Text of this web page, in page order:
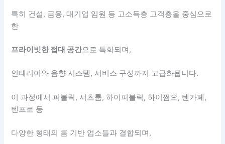
특히 건설, 금융, 대기업 임원 등 고소득층 고객층을 중심으로
한
프라이빗한 접대 공간으로 특화되며,
인테리어와 음향 시스템, 서비스 구성까지 고급화됩니다.
이 과정에서 퍼블릭, 셔츠룸, 하이퍼블릭, 하이쩜오, 텐카페,
텐프로 등
다양한 형태의 룸 기반 업소들과 결합되며,